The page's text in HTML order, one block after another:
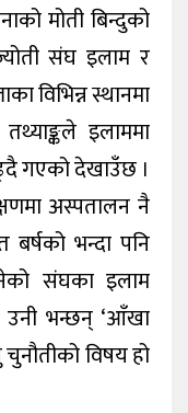
मोती बिन्दुको
संघ इलाम र
विभिन्न स्थानमा
इलाममा
गएको देखाउँछ ।
अस्पतालन नै
भन्दा पनि
संघका इलाम
उनी भन्छन् ‘आँखा
विषय हो